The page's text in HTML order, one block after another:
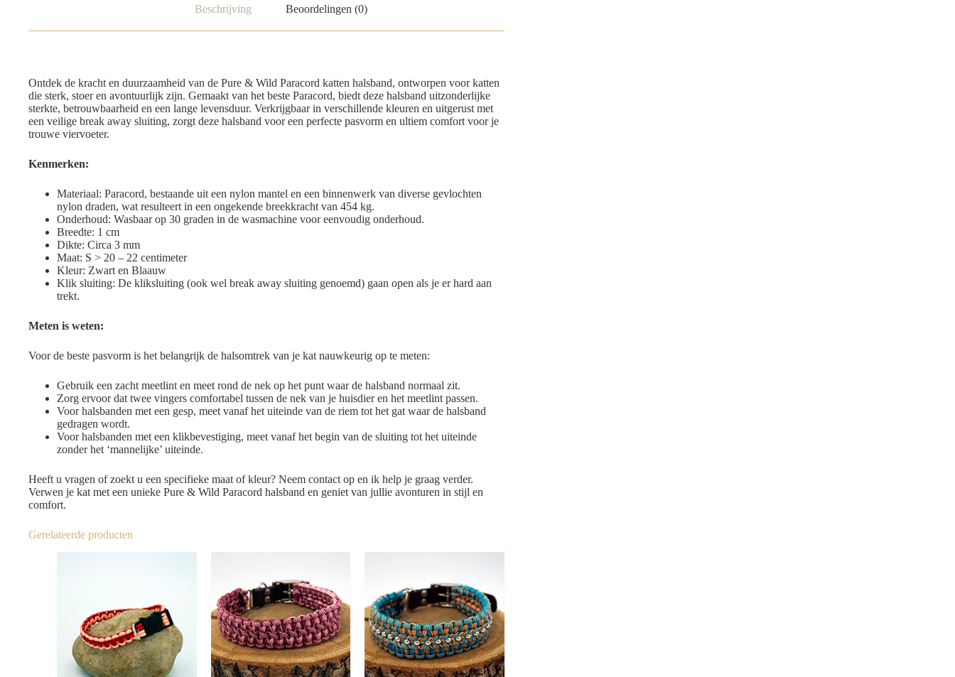
Beschrijving Beoordelingen (0)
Ontdek de kracht en duurzaamheid van de Pure & Wild Paracord katten halsband, ontworpen voor katten
die sterk, stoer en avontuurlijk zijn. Gemaakt van het beste Paracord, biedt deze halsband uitzonderlijke
sterkte, betrouwbaarheid en een lange levensduur. Verkrijgbaar in verschillende kleuren en uitgerust met
een veilige break away sluiting, zorgt deze halsband voor een perfecte pasvorm en ultiem comfort voor je
trouwe viervoeter.
Kenmerken:
Materiaal: Paracord, bestaande uit een nylon mantel en een binnenwerk van diverse gevlochten
nylon draden, wat resulteert in een ongekende breekkracht van 454 kg.
Onderhoud: Wasbaar op 30 graden in de wasmachine voor eenvoudig onderhoud.
Breedte: 1 cm
Dikte: Circa 3 mm
Maat: S > 20 – 22 centimeter
Kleur: Zwart en Blaauw
Klik sluiting: De kliksluiting (ook wel break away sluiting genoemd) gaan open als je er hard aan
trekt.
Meten is weten:
Voor de beste pasvorm is het belangrijk de halsomtrek van je kat nauwkeurig op te meten:
Gebruik een zacht meetlint en meet rond de nek op het punt waar de halsband normaal zit.
Zorg ervoor dat twee vingers comfortabel tussen de nek van je huisdier en het meetlint passen.
Voor halsbanden met een gesp, meet vanaf het uiteinde van de riem tot het gat waar de halsband
gedragen wordt.
Voor halsbanden met een klikbevestiging, meet vanaf het begin van de sluiting tot het uiteinde
zonder het ‘mannelijke’ uiteinde.
Heeft u vragen of zoekt u een specifieke maat of kleur? Neem contact op en ik help je graag verder.
Verwen je kat met een unieke Pure & Wild Paracord halsband en geniet van jullie avonturen in stijl en
comfort.
Gerelateerde producten